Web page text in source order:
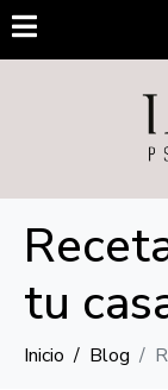
tu
Inicio Blog